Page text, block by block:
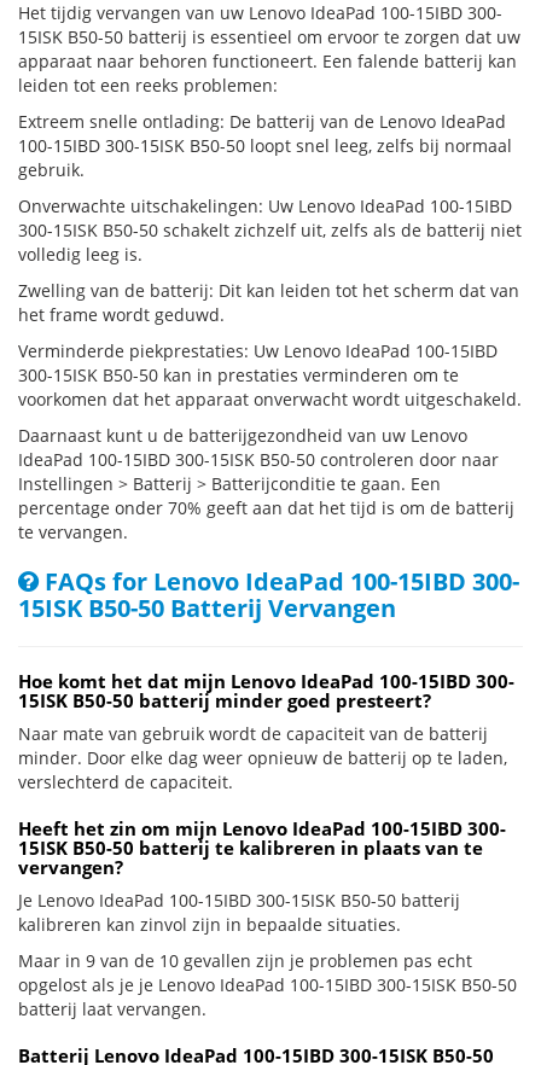
Het tijdig vervangen van uw Lenovo IdeaPad 100-15IBD 300-
15ISK B50-50 batterij is essentieel om ervoor te zorgen dat uw
apparaat naar behoren functioneert. Een falende batterij kan
leiden tot een reeks problemen:
Extreem snelle ontlading: De batterij van de Lenovo IdeaPad
100-15IBD 300-15ISK B50-50 loopt snel leeg, zelfs bij normaal
gebruik.
Onverwachte uitschakelingen: Uw Lenovo IdeaPad 100-15IBD
300-15ISK B50-50 schakelt zichzelf uit, zelfs als de batterij niet
volledig leeg is.
Zwelling van de batterij: Dit kan leiden tot het scherm dat van
het frame wordt geduwd.
Verminderde piekprestaties: Uw Lenovo IdeaPad 100-15IBD
300-15ISK B50-50 kan in prestaties verminderen om te
voorkomen dat het apparaat onverwacht wordt uitgeschakeld.
Daarnaast kunt u de batterijgezondheid van uw Lenovo
IdeaPad 100-15IBD 300-15ISK B50-50 controleren door naar
Instellingen > Batterij > Batterijconditie te gaan. Een
percentage onder 70% geeft aan dat het tijd is om de batterij
te vervangen.
FAQs for Lenovo IdeaPad 100-15IBD 300-
15ISK B50-50 Batterij Vervangen
Hoe komt het dat mijn Lenovo IdeaPad 100-15IBD 300-
15ISK B50-50 batterij minder goed presteert?
Naar mate van gebruik wordt de capaciteit van de batterij
minder. Door elke dag weer opnieuw de batterij op te laden,
verslechterd de capaciteit.
Heeft het zin om mijn Lenovo IdeaPad 100-15IBD 300-
15ISK B50-50 batterij te kalibreren in plaats van te
vervangen?
Je Lenovo IdeaPad 100-15IBD 300-15ISK B50-50 batterij
kalibreren kan zinvol zijn in bepaalde situaties.
Maar in 9 van de 10 gevallen zijn je problemen pas echt
opgelost als je je Lenovo IdeaPad 100-15IBD 300-15ISK B50-50
batterij laat vervangen.
Batterij Lenovo IdeaPad 100-15IBD 300-15ISK B50-50